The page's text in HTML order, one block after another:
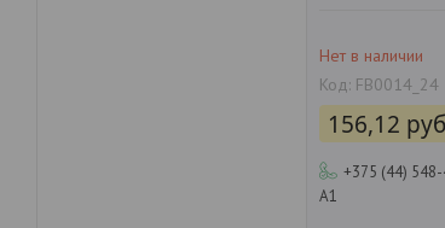
Нет в наличии
Код: FB0014_24
156,12
+375 (44)
А1